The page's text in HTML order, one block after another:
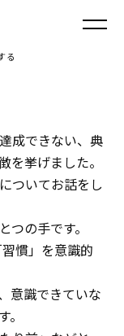
とは
る
成できない、典
を挙げました。
ついてお話をし
の手です。
慣」を意識的
意識できていな